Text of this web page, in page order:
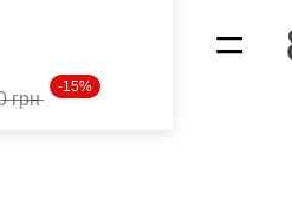
грн
-15%
=